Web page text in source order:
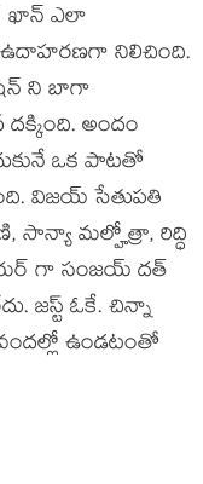
ఖాన్ ఎలా
నిలిచింది.
ని బాగా
అందం
ఒక పాటతో
విజయ్ సేతుపతి
సాన్యా మల్హోత్రా, రిద్ధి
గా సంజయ్ దత్
జస్ట్ ఓకే. చిన్నా
వందల్లో ఉండటంతో